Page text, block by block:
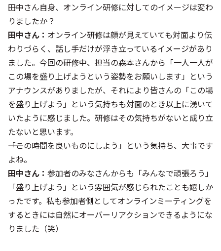
――田中さん自身、オンライン研修に対してのイメージは変わ
りましたか？
田中さん： オンライン研修は顔が見えていても対面より伝
わりづらく、話し手だけが浮き立っているイメージがあり
ました。今回の研修中、担当の森本さんから「一人一人が
この場を盛り上げようという姿勢をお願いします」という
アナウンスがありましたが、それにより皆さんの「この場
を盛り上げよう」という気持ちも対面のとき以上に湧いて
いたように感じました。研修はその気持ちがないと成り立
たないと思います。
――「この時間を良いものにしよう」という気持ち、大事です
よね。
田中さん： 参加者のみなさんからも「みんなで頑張ろう」
「盛り上げよう」という雰囲気が感じられたことも嬉しか
ったです。私も参加者側としてオンラインミーティングを
するときには自然にオーバーリアクションできるようにな
りました（笑）